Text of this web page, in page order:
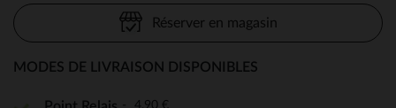
Réserver en magasin
MODES DE LIVRAISON DISPONIBLES
4,90 €